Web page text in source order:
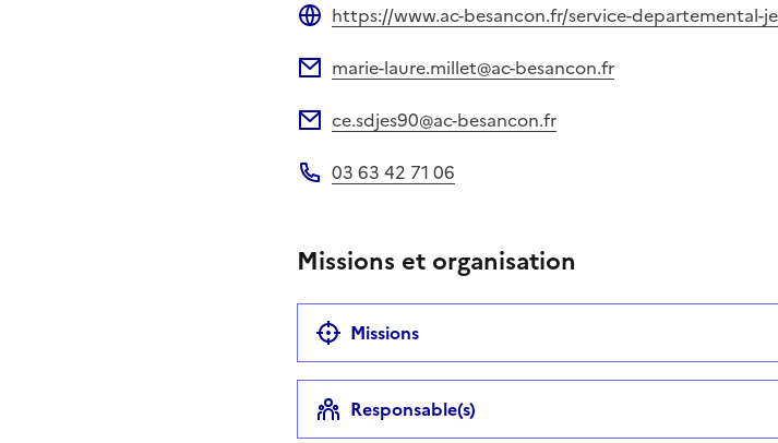
https://www.ac-besancon.fr/service-departemental-
marie-laure.millet@ac-besancon.fr
ce.sdjes90@ac-besancon.fr
03 63 42 71 06
Missions et organisation
Missions
Responsable(s)